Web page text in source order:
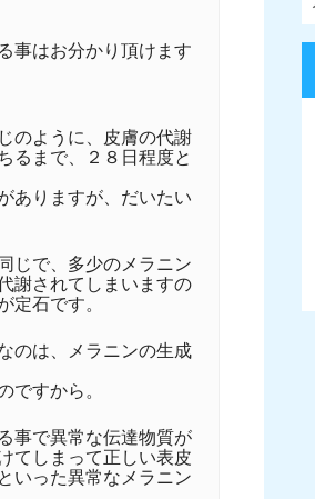
事はお分かり頂けます
のように、皮膚の代謝
るまで、２８日程度と
ありますが、だいたい
じで、多少のメラニン
謝されてしまいますの
定石です。
のは、メラニンの生成
ですから。
事で異常な伝達物質が
てしまって正しい表皮
いった異常なメラニン